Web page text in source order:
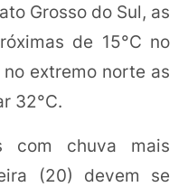
Grosso do Sul, as
de 15°C no
extremo norte as
32°C.
com chuva mais
(20) devem se